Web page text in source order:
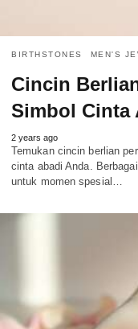
BIRTHSTONES MEN'S
Cincin
Simbol Cinta
2 years ago
Temukan cincin berlian
cinta abadi Anda.
untuk momen spesial…